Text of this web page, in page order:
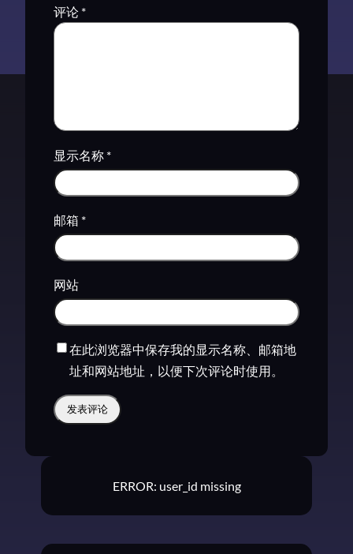
评论 *
显示名称 *
邮箱 *
网站
在此浏览器中保存我的显示名称、邮箱地
址和网站地址，以便下次评论时使用。
ERROR: user_id missing